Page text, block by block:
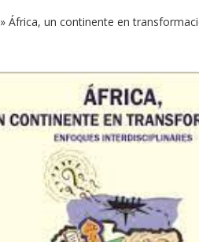
»África, un continente en